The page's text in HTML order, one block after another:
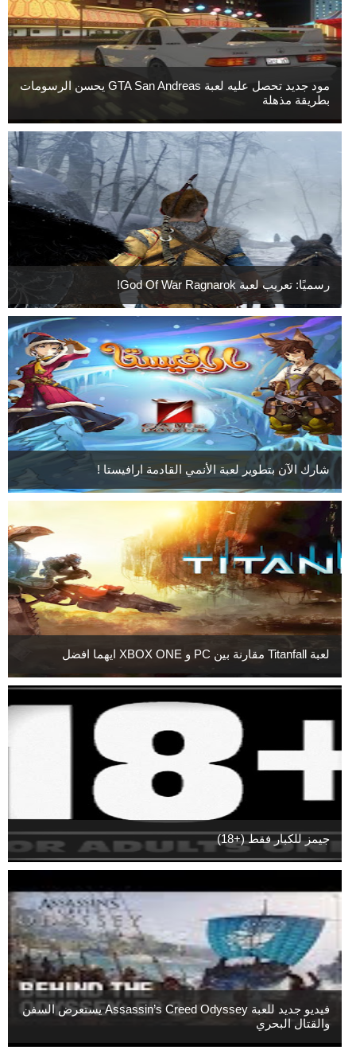
مود جديد تحصل عليه لعبة GTA San Andreas يحسن الرسومات
بطريقة مذهلة
رسميًا: تعريب لعبة God Of War Ragnarok!
شارك الآن بتطوير لعبة الأنمي القادمة ارافيستا !
لعبة Titanfall مقارنة بين PC و XBOX ONE ايهما افضل
جيمز للكبار فقط (+18)
فيديو جديد للعبة Assassin’s Creed Odyssey يستعرض السفن
والقتال البحري